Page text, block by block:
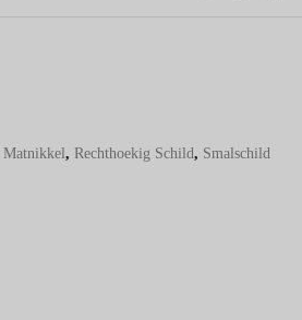
Matnikkel, Rechthoekig Schild, Smalschild